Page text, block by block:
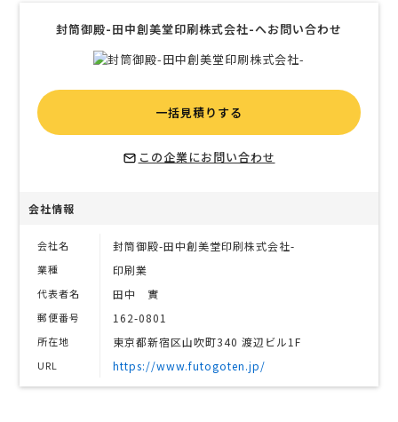
封筒御殿-田中創美堂印刷株式会社-へお問い合わせ
一括見積りする
この企業にお問い合わせ
会社情報
会社名 封筒御殿-田中創美堂印刷株式会社-
業種 印刷業
代表者名 田中 實
郵便番号 162-0801
所在地 東京都新宿区山吹町340 渡辺ビル1F
URL https://www.futogoten.jp/